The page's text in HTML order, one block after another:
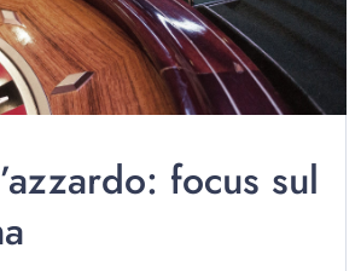
focus sul